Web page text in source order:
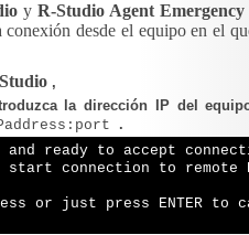
yR-Studio Agent Emergency
desde el equipo en el
,
la dirección IP del
.
and ready to accept
start connection to remote
or just press ENTER to